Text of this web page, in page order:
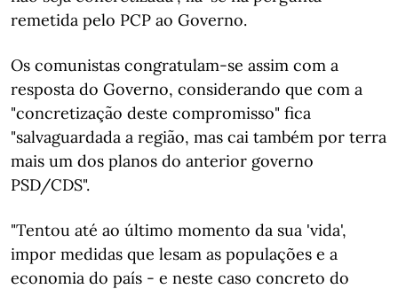
remetida pelo PCP ao Governo.
Os comunistas congratulam-se assim com a
resposta do Governo, considerando que com a
"concretização deste compromisso" fica
"salvaguardada a região, mas cai também por terra
mais um dos planos do anterior governo
PSD/CDS".
"Tentou até ao último momento da sua 'vida',
impor medidas que lesam as populações e a
economia do país - e neste caso concreto do